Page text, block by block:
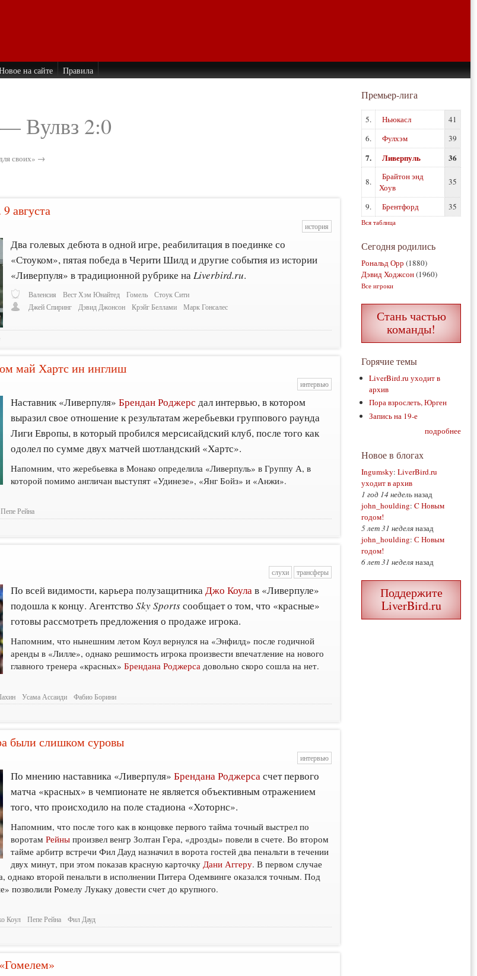
на сайте Правила
Вулвз 2:0
своих» →
августа
история
Два голевых дебюта в одной игре, реабилитация в поединке со
«Стоуком», пятая победа в Черити Шилд и другие события из истории
«Ливерпуля» в традиционной рубрике на Liverbird.ru.
Валенсия Вест Хэм Юнайтед Гомель
Стоук Сити
Джей Спиринг
Дэвид Джонсон Крэйг Беллами Марк Гонсалес
май Хартс ин инглиш
интервью
Наставник «Ливерпуля»Брендан Роджерс дал интервью, в котором
выразил свое отношение к результатам жеребьевки группового раунда
Лиги Европы, в который пробился мерсисайдский клуб, после того как
одолел по сумме двух матчей шотландский «Хартс».
Напомним, что жеребьевка в Монако определила «Ливерпуль» в Группу А, в
которой помимо англичан выступят «Удинезе», «Янг Бойз» и «Анжи».
Пепе Рейна
слухи трансферы
По всей видимости, карьера полузащитникаДжо Коулав «Ливерпуле»
подошла к концу. АгентствоSky Sportsсообщает о том, что «красные»
готовы рассмотреть предложения о продаже игрока.
Напомним, что нынешним летом Коул вернулся на «Энфилд» после годичной
аренды в «Лилле», однако решимость игрока произвести впечатление на нового
главного тренера «красных»Брендана Роджерса довольно скоро сошла на нет.
Усама Ассаиди Фабио Борини
были слишком суровы
интервью
По мнению наставника «Ливерпуля»Брендана Роджерса счет первого
матча «красных» в чемпионате не является объективным отражением
того, что происходило на поле стадиона «Хоторнс».
Напомним, что после того как в концовке первого тайма точный выстрел по
воротамРейныпроизвел венгр Золтан Гера, «дрозды» повели в счете. Во втором
тайме арбитр встречи Фил Дауд назначил в ворота гостей два пенальти в течении
двух минут, при этом показав красную карточку Дани Аггеру. В первом случае
второй пенальти в исполнении Питера Одемвинге оказался точным. Под
позволили Ромелу Лукаку довести счет до крупного.
Коул Пепе Рейна Фил Дауд
Премьер-лига
5. Ньюкасл
41
6.
Фулхэм 39
7. Ливерпуль 36
8.
Брайтон энд
Хоув
35
9. Брентфорд 35
Вся таблица
Сегодня родились
Рональд Орр (1880)
Дэвид Ходжсон(1960)
Все игроки
Стань частью
команды!
Горячие темы
LiverBird.ru уходит в
архив
Пора взрослеть, Юрген
Запись на 19-е
подробнее
Новое в блогах
Ingumsky: LiverBird.ru
уходит в архив
1 год 14 недельназад
john_houlding: C Новым
годом!
5 лет 31 неделяназад
john_houlding: С Новым
годом!
6 лет 31 неделяназад
Поддержите
LiverBird.ru